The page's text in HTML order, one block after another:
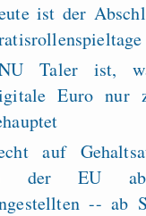
ist der
Taler ist,
Euro nur
auf
der EU
-- ab